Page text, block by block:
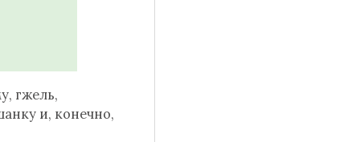
гжель,
и, конечно,